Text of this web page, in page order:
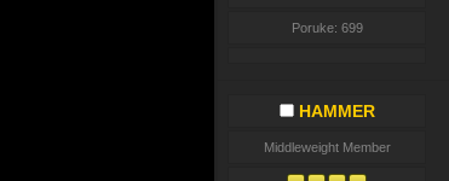
Poruke: 699
HAMMER
Middleweight Member